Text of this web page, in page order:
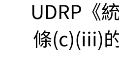
UDRP《
條(c)(iii)